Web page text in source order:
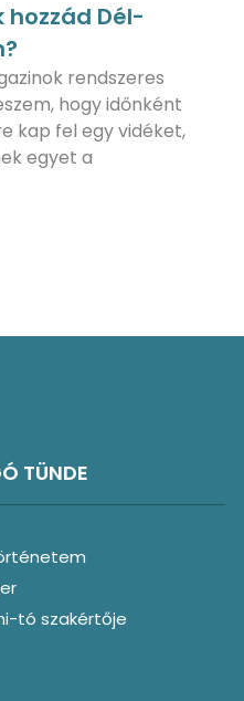
hozzád Dél-
rendszeres
hogy időnként
kap fel egy vidéket,
egyet a
TÜNDE
tó szakértője